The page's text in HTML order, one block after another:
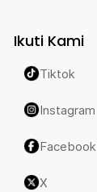
Ikuti Kami
Tiktok
Instagram
Facebook
X